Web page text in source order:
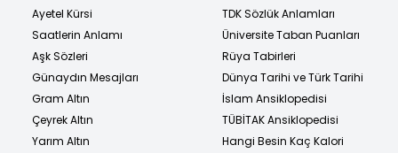
Ayetel Kürsi
Saatlerin Anlamı
Aşk Sözleri
Günaydın Mesajları
Gram Altın
Çeyrek Altın
Yarım Altın
TDK Sözlük Anlamları
Üniversite Taban Puanları
Rüya Tabirleri
Dünya Tarihi ve Türk Tarihi
İslam Ansiklopedisi
TÜBİTAK Ansiklopedisi
Hangi Besin Kaç Kalori